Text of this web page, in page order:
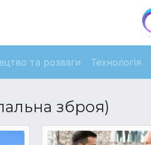
та розваги Технологія
зброя)